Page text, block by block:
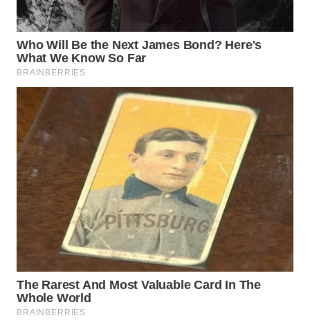
WN
SULSEL
WN
GORONTALO
WN
SULUT
WN
MALUKU
WN
DAIRI